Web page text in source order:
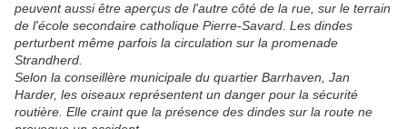
peuvent aussi être aperçus de l'autre côté de la rue, sur le terrain
de l'école secondaire catholique Pierre-Savard. Les dindes
perturbent même parfois la circulation sur la promenade
Strandherd.
Selon la conseillère municipale du quartier Barrhaven, Jan
Harder, les oiseaux représentent un danger pour la sécurité
routière. Elle craint que la présence des dindes sur la route ne